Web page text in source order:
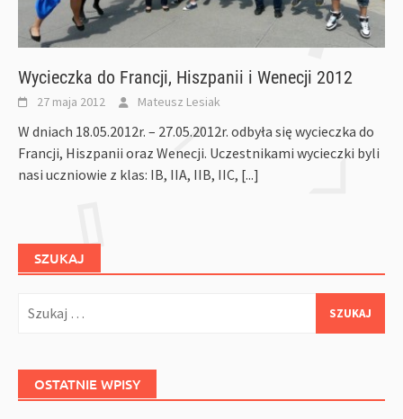
Wycieczka do Francji, Hiszpanii i Wenecji 2012
27 maja 2012 Mateusz Lesiak
W dniach 18.05.2012r. – 27.05.2012r. odbyła się wycieczka do
Francji, Hiszpanii oraz Wenecji. Uczestnikami wycieczki byli
nasi uczniowie z klas: IB, IIA, IIB, IIC, [...]
SZUKAJ
OSTATNIE WPISY